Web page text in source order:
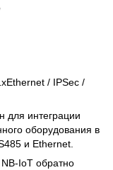
/ IPSec /
для интеграции
оборудования в
и Ethernet.
IoT обратно